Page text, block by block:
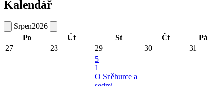
Kalendář
Srpen2026
Po
Út St Čt
Pá
27
28 29 30 31
5
1
O Sněhurce a